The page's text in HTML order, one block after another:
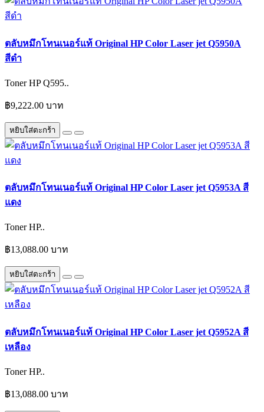
ตลับหมึกโทนเนอร์แท้ Original HP Color Laser jet Q5950A
สีดำ
Toner HP Q595..
฿9,222.00 บาท
หยิบใส่ตะกร้า
ตลับหมึกโทนเนอร์แท้ Original HP Color Laser jet Q5953A สี
แดง
Toner HP..
฿13,088.00 บาท
หยิบใส่ตะกร้า
ตลับหมึกโทนเนอร์แท้ Original HP Color Laser jet Q5952A สี
เหลือง
Toner HP..
฿13,088.00 บาท